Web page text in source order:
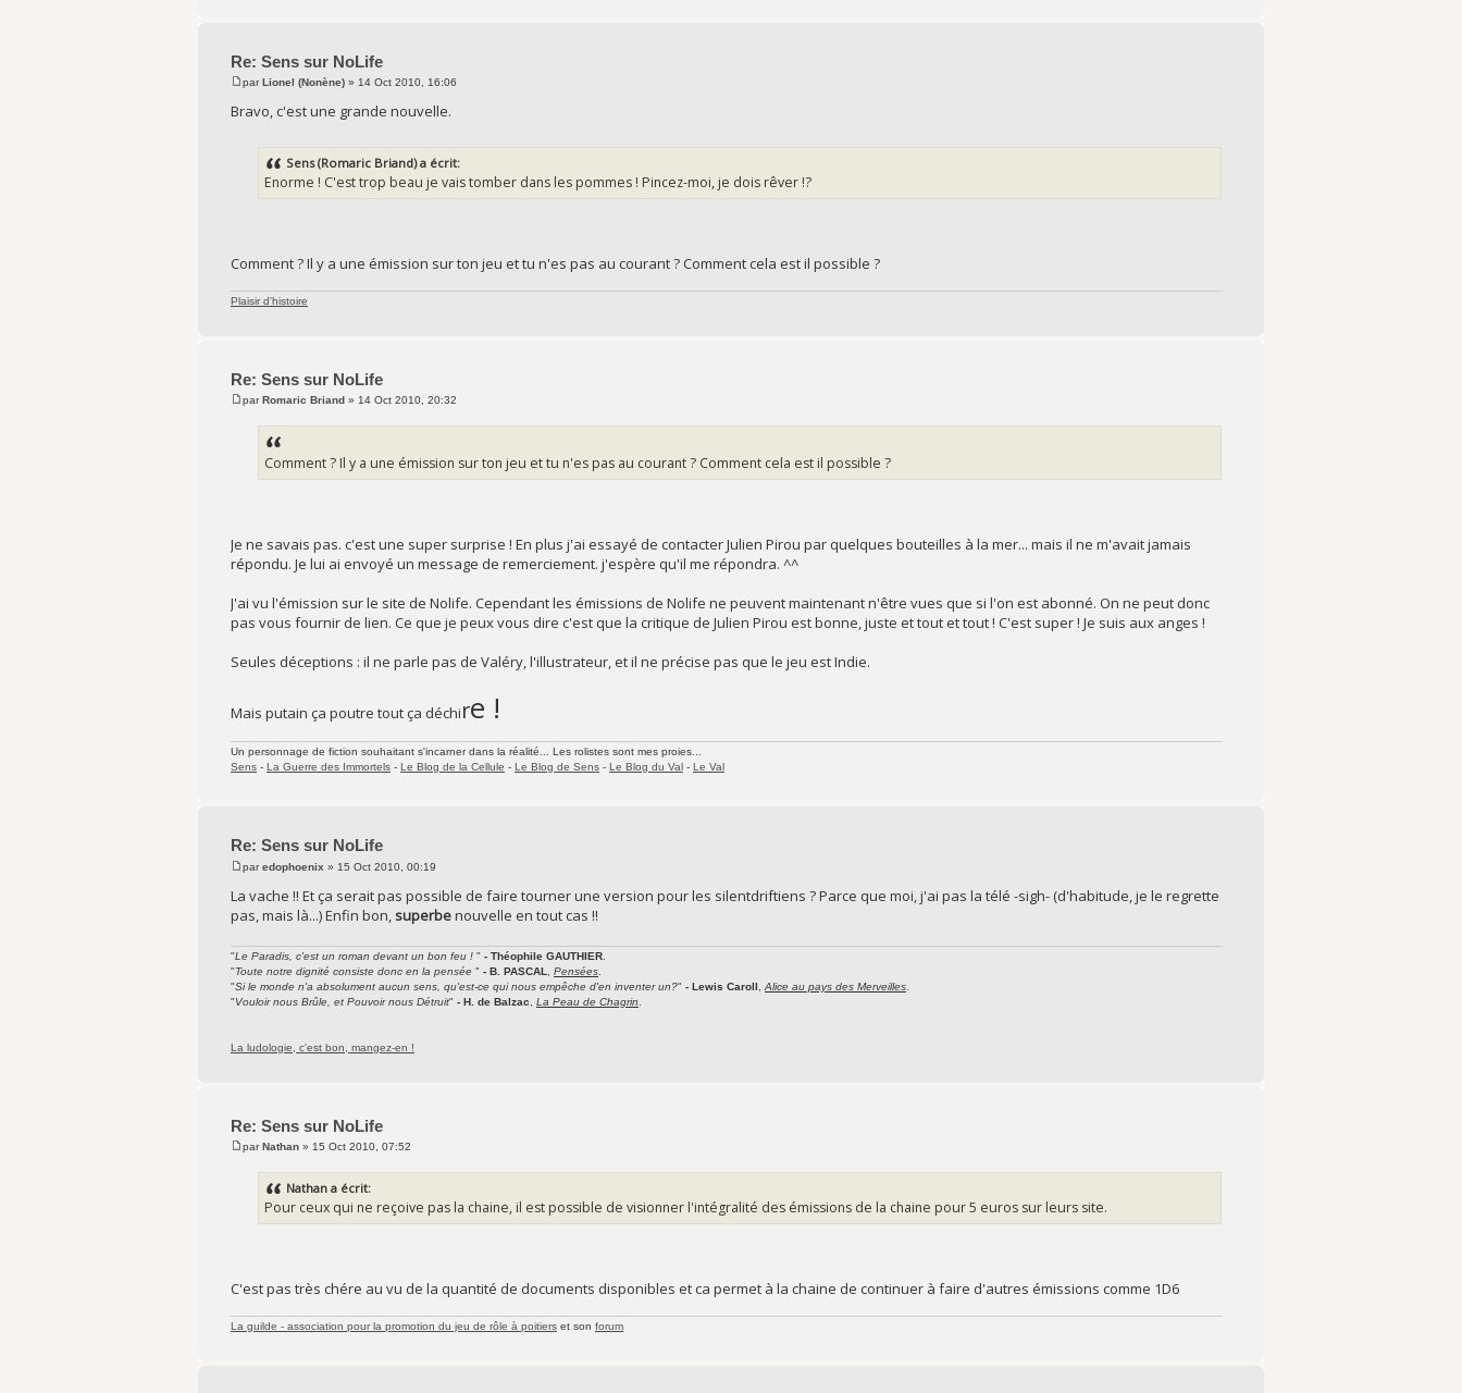
Re: Sens sur NoLife
parLionel (Nonène) » 14 Oct 2010, 16:06
Bravo, c'est une grande nouvelle.
Sens (Romaric Briand) a écrit:
Enorme ! C'est trop beau je vais tomber dans les pommes ! Pincez-moi, je dois rêver !?
Comment ? Il y a une émission sur ton jeu et tu n'es pas au courant ? Comment cela est il possible ?
Plaisir d'histoire
Re: Sens sur NoLife
parRomaric Briand » 14 Oct 2010, 20:32
Comment ? Il y a une émission sur ton jeu et tu n'es pas au courant ? Comment cela est il possible ?
Je ne savais pas. c'est une super surprise ! En plus j'ai essayé de contacter Julien Pirou par quelques bouteilles à la mer... mais il ne m'avait jamais
répondu. Je lui ai envoyé un message de remerciement. j'espère qu'il me répondra. ^^
J'ai vu l'émission sur le site de Nolife. Cependant les émissions de Nolife ne peuvent maintenant n'être vues que si l'on est abonné. On ne peut donc
pas vous fournir de lien. Ce que je peux vous dire c'est que la critique de Julien Pirou est bonne, juste et tout et tout ! C'est super ! Je suis aux anges !
Seules déceptions : il ne parle pas de Valéry, l'illustrateur, et il ne précise pas que le jeu est Indie.
Mais putain ça poutre tout ça déchire !
Un personnage de fiction souhaitant s'incarner dans la réalité... Les rolistes sont mes proies...
Sens - La Guerre des Immortels - Le Blog de la Cellule - Le Blog de Sens - Le Blog du Val - Le Val
Re: Sens sur NoLife
paredophoenix » 15 Oct 2010, 00:19
La vache !! Et ça serait pas possible de faire tourner une version pour les silentdriftiens ? Parce que moi, j'ai pas la télé -sigh- (d'habitude, je le regrette
pas, mais là...) Enfin bon, superbenouvelle en tout cas !!
"Le Paradis, c'est un roman devant un bon feu ! " - Théophile GAUTHIER
"Toute notre dignité consiste donc en la pensée " - B. PASCAL Pensées
"Si le monde n'a absolument aucun sens, qu'est-ce qui nous empêche d'en inventer un?" - Lewis Caroll Alice au pays des Merveilles
"Vouloir nous Brûle, et Pouvoir nous Détruit" - H. de Balzac La Peau de Chagrin
La ludologie, c'est bon, mangez-en !
Re: Sens sur NoLife
parNathan » 15 Oct 2010, 07:52
Nathan a écrit:
Pour ceux qui ne reçoive pas la chaine, il est possible de visionner l'intégralité des émissions de la chaine pour 5 euros sur leurs site.
C'est pas très chére au vu de la quantité de documents disponibles et ca permet à la chaine de continuer à faire d'autres émissions comme 1D6
La guilde - association pour la promotion du jeu de rôle à poitiers et son forum